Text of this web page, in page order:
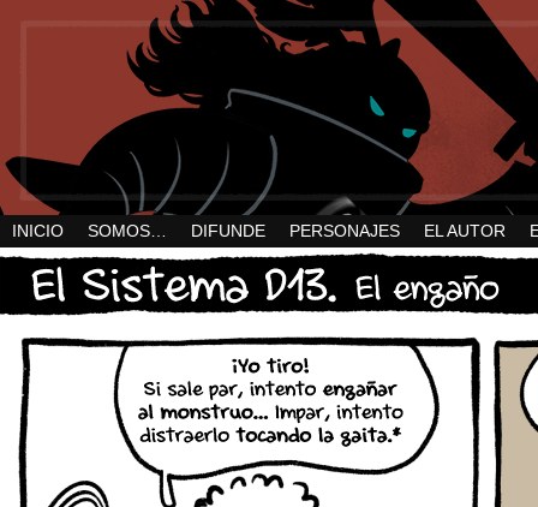
INICIO SOMOS… DIFUNDE PERSONAJES EL AUTOR